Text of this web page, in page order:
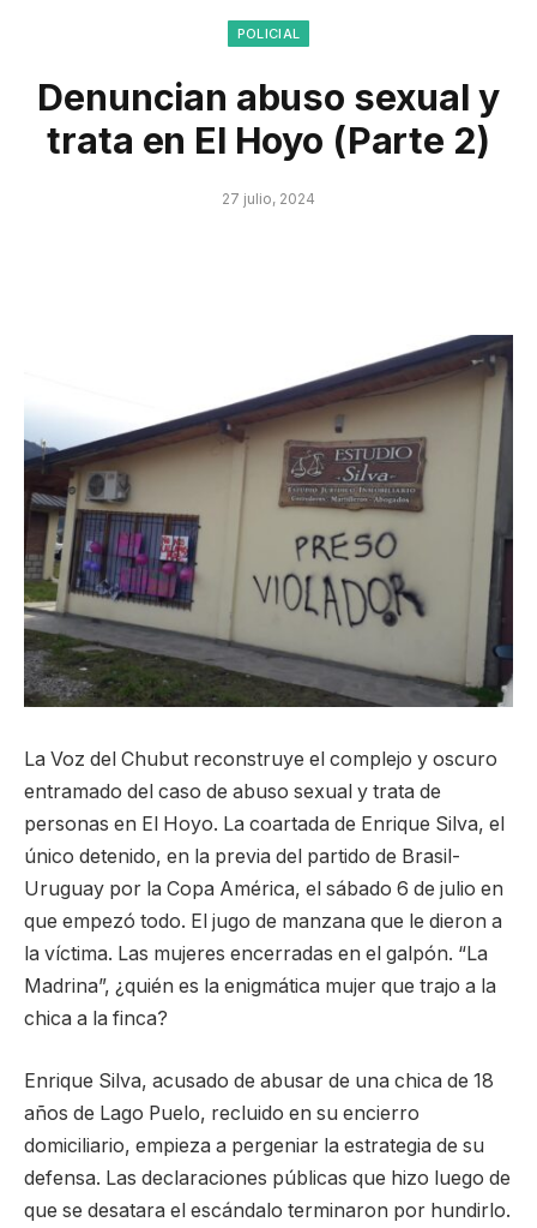
POLICIAL
Denuncian abuso sexual y
trata en El Hoyo (Parte 2)
27 julio, 2024
La Voz del Chubut reconstruye el complejo y oscuro
entramado del caso de abuso sexual y trata de
personas en El Hoyo. La coartada de Enrique Silva, el
único detenido, en la previa del partido de Brasil-
Uruguay por la Copa América, el sábado 6 de julio en
que empezó todo. El jugo de manzana que le dieron a
la víctima. Las mujeres encerradas en el galpón. “La
Madrina”, ¿quién es la enigmática mujer que trajo a la
chica a la finca?
Enrique Silva, acusado de abusar de una chica de 18
años de Lago Puelo, recluido en su encierro
domiciliario, empieza a pergeniar la estrategia de su
defensa. Las declaraciones públicas que hizo luego de
que se desatara el escándalo terminaron por hundirlo.